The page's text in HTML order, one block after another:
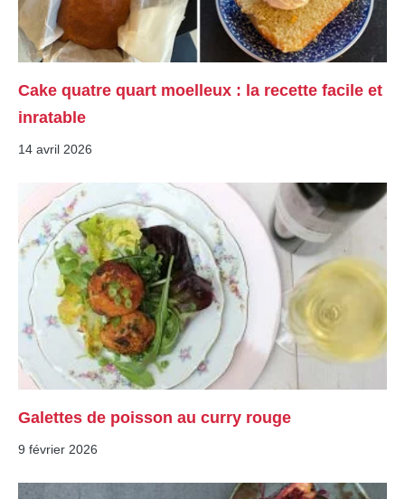
Cake quatre quart moelleux : la recette facile et
inratable
14 avril 2026
Galettes de poisson au curry rouge
9 février 2026